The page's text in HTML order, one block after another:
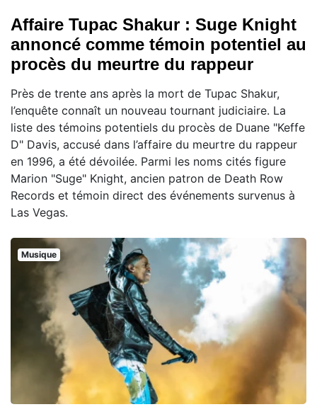
Affaire Tupac Shakur : Suge Knight
annoncé comme témoin potentiel au
procès du meurtre du rappeur
Près de trente ans après la mort de Tupac Shakur,
l’enquête connaît un nouveau tournant judiciaire. La
liste des témoins potentiels du procès de Duane "Keffe
D" Davis, accusé dans l’affaire du meurtre du rappeur
en 1996, a été dévoilée. Parmi les noms cités figure
Marion "Suge" Knight, ancien patron de Death Row
Records et témoin direct des événements survenus à
Las Vegas.
Musique